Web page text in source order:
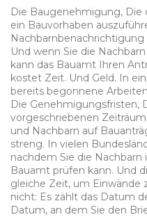
Die Baugenehmigung, Die
ein Bauvorhaben
Und wenn Sie die
kann das Bauamt Ihren
kostet Zeit. Und Geld. In
bereits begonnene
Die Genehmigungsfristen,
vorgeschriebenen
und Nachbarn auf
streng. In vielen
nachdem Sie die Nachbarn
Bauamt prüfen kann. Und
gleiche Zeit, um Einwände
nicht: Es zählt das Datum
Datum, an dem Sie den